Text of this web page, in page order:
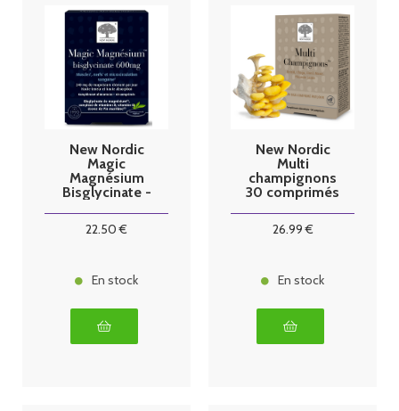
New Nordic
Magic
Magnésium
Bisglycinate -
22.50 €
En stock
New Nordic
Multi
champignons
30 comprimés
26.99€
En stock